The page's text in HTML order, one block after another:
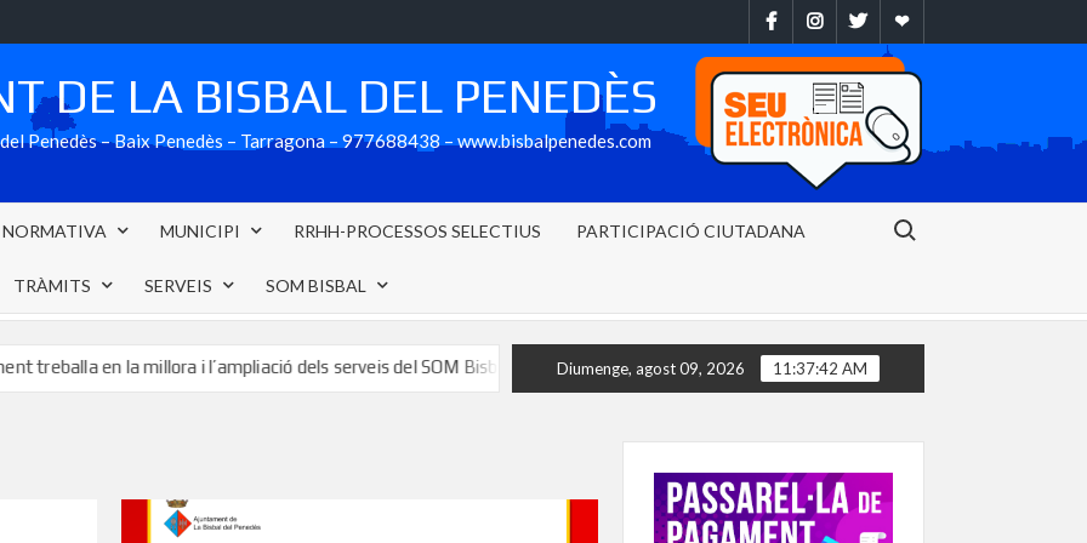
FacebookInstragram
TwitterEbando
DE LA BISBAL DEL PENEDÈS
Penedès – Baix Penedès – Tarragona – 977688438 – www.bisbalpenedes.com
NORMATIVA MUNICIPI RRHH-PROCESSOS SELECTIUS PARTICIPACIÓ CIUTADANA
TRÀMITS SERVEIS SOM BISBAL
Search for:
en la millora i l’ampliació dels serveis del SOM Bisbal L’aparcament municipal de l’avinguda Baix Penedès ja està
Diumenge, agost 09, 2026 11:37:43 AM